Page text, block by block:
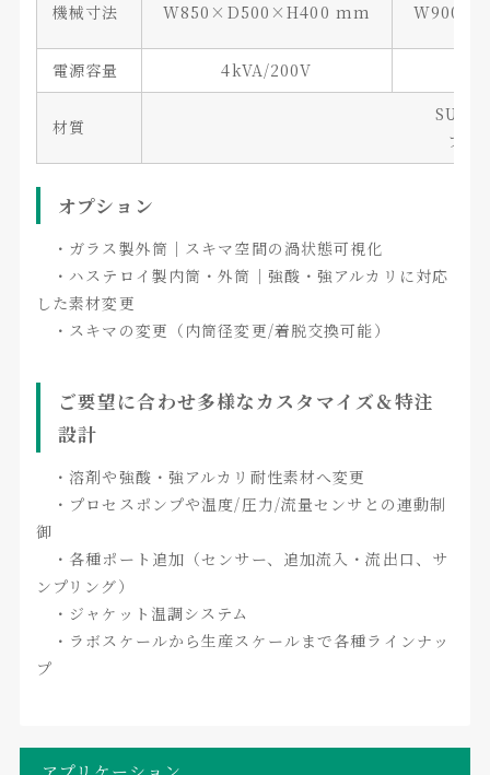
機械寸法 W850×D500×H400 mm
電源容量 4kVA/200V
材質
フッ
オプション
・ガラス製外筒｜スキマ空間の渦状態可視化
・ハステロイ製内筒・外筒｜強酸・強アルカリに対応
した素材変更
・スキマの変更（内筒径変更/着脱交換可能）
ご要望に合わせ多様なカスタマイズ＆特注
設計
・溶剤や強酸・強アルカリ耐性素材へ変更
・プロセスポンプや温度/圧力/流量センサとの連動制
御
・各種ポート追加（センサー、追加流入・流出口、サ
ンプリング）
・ジャケット温調システム
・ラボスケールから生産スケールまで各種ラインナッ
プ